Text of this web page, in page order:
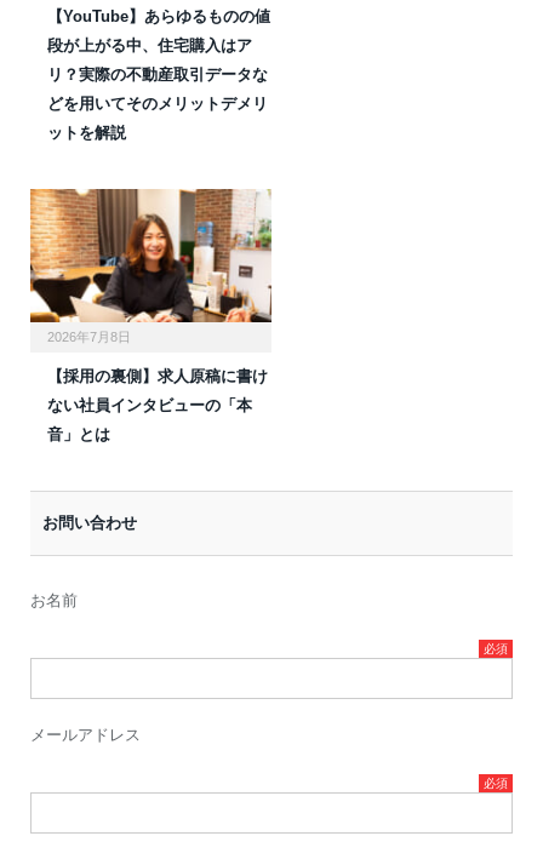
【YouTube】あらゆるものの値
段が上がる中、住宅購入はア
リ？実際の不動産取引データな
どを用いてそのメリットデメリ
ットを解説
2026年7月8日
【採用の裏側】求人原稿に書け
ない社員インタビューの「本
音」とは
お問い合わせ
お名前
メールアドレス